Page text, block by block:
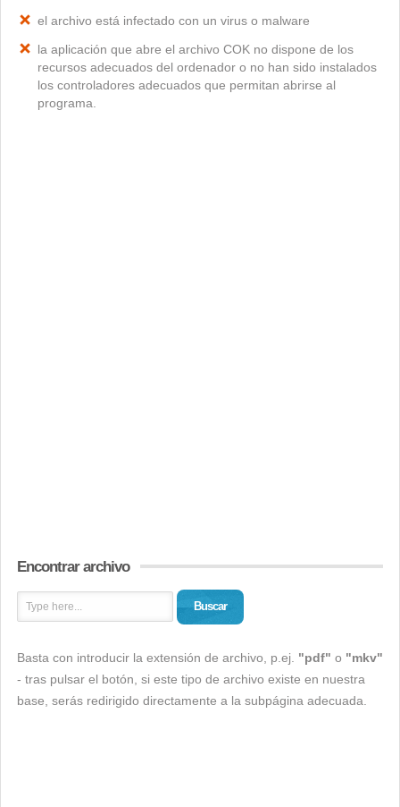
el archivo está infectado con un virus o malware
la aplicación que abre el archivo COK no dispone de los
recursos adecuados del ordenador o no han sido instalados
los controladores adecuados que permitan abrirse al
programa.
Encontrar archivo
Buscar
Basta con introducir la extensión de archivo, p.ej. "pdf" o "mkv"
- tras pulsar el botón, si este tipo de archivo existe en nuestra
base, serás redirigido directamente a la subpágina adecuada.